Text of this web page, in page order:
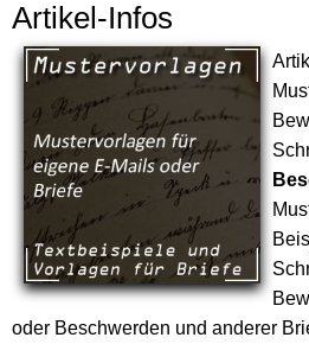
Artikel-Infos
oder Beschwerden und anderer